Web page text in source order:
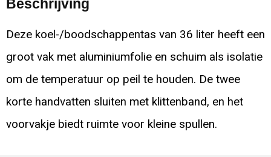
Beschrijving
Deze koel-/boodschappentas van 36 liter heeft een
groot vak met aluminiumfolie en schuim als isolatie
om de temperatuur op peil te houden. De twee
korte handvatten sluiten met klittenband, en het
voorvakje biedt ruimte voor kleine spullen.